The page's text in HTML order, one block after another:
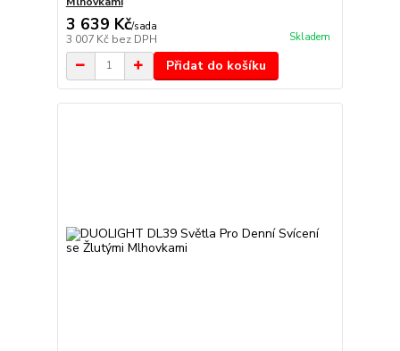
3 639 Kč/sada
3 007 Kč bez DPH Skladem
Přidat do košíku